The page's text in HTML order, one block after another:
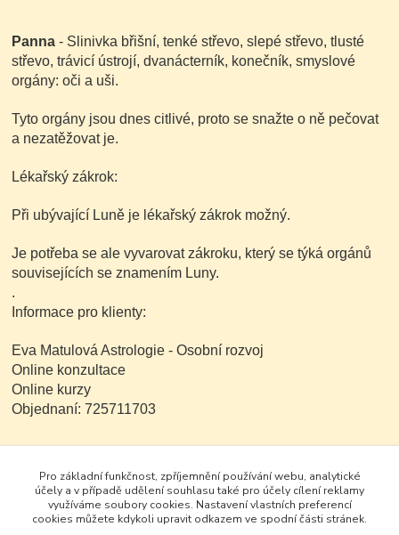
Panna - Slinivka břišní, tenké střevo, slepé střevo, tlusté
střevo, trávicí ústrojí, dvanácterník, konečník, smyslové
orgány: oči a uši.
Tyto orgány jsou dnes citlivé, proto se snažte o ně pečovat
a nezatěžovat je.
Lékařský zákrok:
Při ubývající Luně je lékařský zákrok možný.
Je potřeba se ale vyvarovat zákroku, který se týká orgánů
souvisejících se znamením Luny.
.
Informace pro klienty:
Eva Matulová Astrologie - Osobní rozvoj
Online konzultace
Online kurzy
Objednaní: 725711703
Pro základní funkčnost, zpříjemnění používání webu, analytické
účely a v případě udělení souhlasu také pro účely cílení reklamy
využíváme soubory cookies. Nastavení vlastních preferencí
cookies můžete kdykoli upravit odkazem ve spodní části stránek.